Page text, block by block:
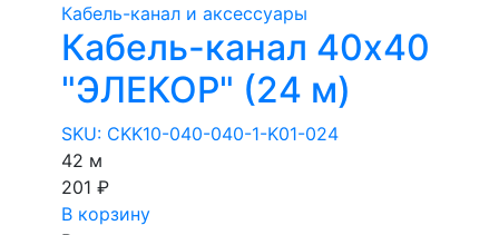
Кабель-канал и аксессуары
Кабель-канал 40х40
"ЭЛЕКОР" (24 м)
SKU: CKK10-040-040-1-K01-024
42 м
201 ₽
В корзину